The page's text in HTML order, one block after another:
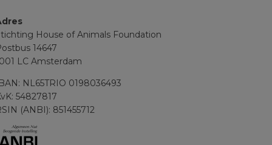
House of Animals Foundation
14647
LC Amsterdam
NL65TRIO 0198036493
54827817
(ANBI): 851455712